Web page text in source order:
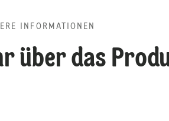
INFORMATIONEN
über das